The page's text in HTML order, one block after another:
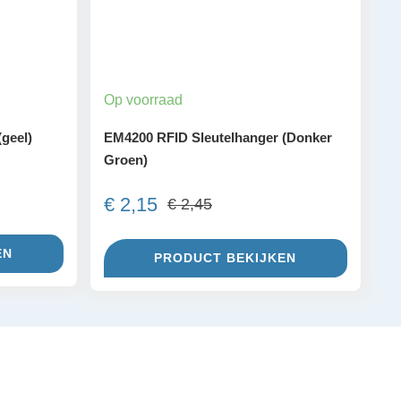
Op voorraad
EM4200 RFID Sleutelhanger (Donker
Groen)
€2,45Oorspronkelijke
prijs
was:
€ 2,45.
€2,15
Huidige
prijs
is:
€ 2,15.
PRODUCT BEKIJKEN